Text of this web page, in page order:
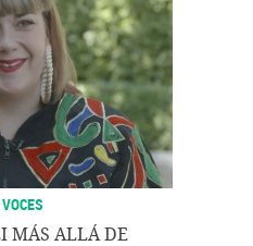
MÁS ALLÁ DE